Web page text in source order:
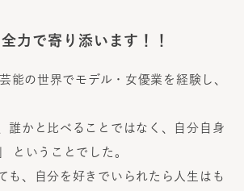
力で寄り添います！！
能の世界でモデル・女優業を経験し、
誰かと比べることではなく、自分自身
ということでした。
も、自分を好きでいられたら人生はも